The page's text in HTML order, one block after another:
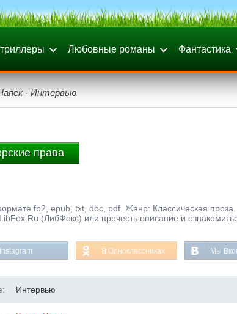
Любовные романы Фантастика
- Интервью
права
fb2, epub, txt, doc, pdf. Жанр: Классическая
(ЛибФокс) или прочесть описание и
В Одноклассниках Мы
Интервью